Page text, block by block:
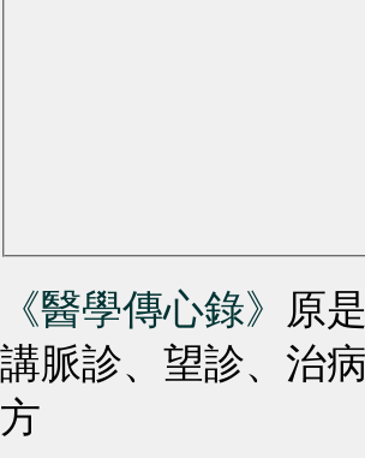
《醫學傳心錄》
原
講脈診、望診、治
方